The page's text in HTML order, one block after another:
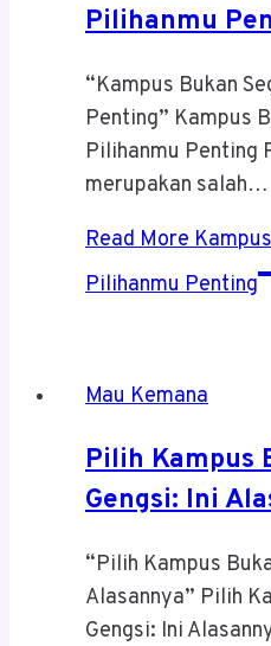
Pilihanmu
“Kampus Bukan
Penting” Kampus
Pilihanmu Penting
merupakan salah…
Read More
Pilihanmu Penting
Mau Kemana
Pilih Kampus
Gengsi: Ini
“Pilih Kampus
Alasannya” Pilih
Gengsi: Ini